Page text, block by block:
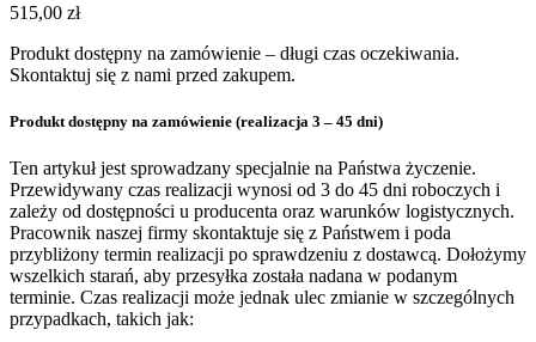
515,00 zł
Produkt dostępny na zamówienie – długi czas oczekiwania.
Skontaktuj się z nami przed zakupem.
Produkt dostępny na zamówienie (realizacja 3 – 45 dni)
Ten artykuł jest sprowadzany specjalnie na Państwa życzenie.
Przewidywany czas realizacji wynosi od 3 do 45 dni roboczych i
zależy od dostępności u producenta oraz warunków logistycznych.
Pracownik naszej firmy skontaktuje się z Państwem i poda
przybliżony termin realizacji po sprawdzeniu z dostawcą. Dołożymy
wszelkich starań, aby przesyłka została nadana w podanym
terminie. Czas realizacji może jednak ulec zmianie w szczególnych
przypadkach, takich jak: